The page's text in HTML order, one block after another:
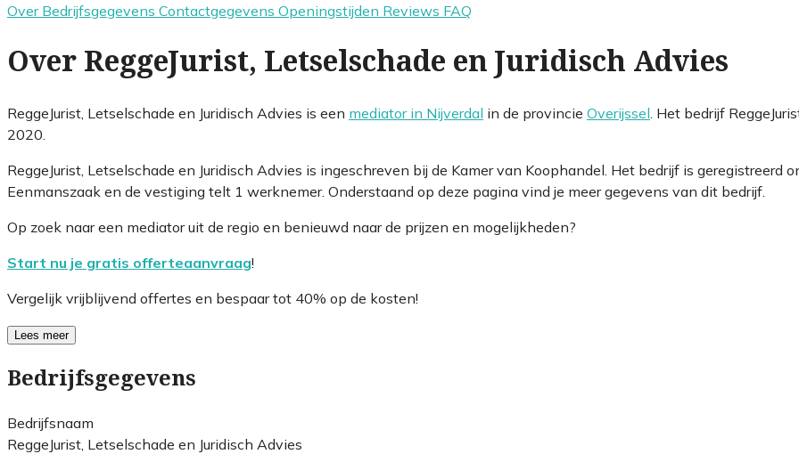
Over Bedrijfsgegevens Contactgegevens Openingstijden Reviews FAQ
Over ReggeJurist, Letselschade en Juridisch Advies
ReggeJurist, Letselschade en Juridisch Advies is een mediator in Nijverdal in de provincie Overijssel . Het bedrijf
2020.
ReggeJurist, Letselschade en Juridisch Advies is ingeschreven bij de Kamer van Koophandel. Het bedrijf is
Eenmanszaak en de vestiging telt 1 werknemer. Onderstaand op deze pagina vind je meer gegevens van dit bedrijf.
Op zoek naar een mediator uit de regio en benieuwd naar de prijzen en mogelijkheden?
Start nu je gratis offerteaanvraag!
Vergelijk vrijblijvend offertes en bespaar tot 40% op de kosten!
Lees meer
Bedrijfsgegevens
Bedrijfsnaam
ReggeJurist, Letselschade en Juridisch Advies